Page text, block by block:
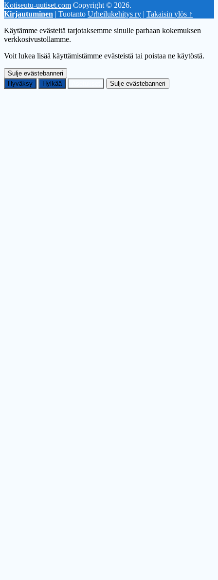
Kotiseutu-uutiset.com Copyright © 2026.
Kirjautuminen | Tuotanto Urheilukehitys ry | Takaisin ylös ↑
Käytämme evästeitä tarjotaksemme sinulle parhaan kokemuksen
verkkosivustollamme.
Voit lukea lisää käyttämistämme evästeistä tai poistaa ne käytöstä.
Sulje evästebanneri
Hyväksy
Hylkää Sulje evästebanneri